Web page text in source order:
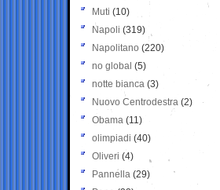
Muti (10)
Napoli (319)
Napolitano (220)
no global (5)
notte bianca (3)
Nuovo Centrodestra (2)
Obama (11)
olimpiadi (40)
Oliveri (4)
Pannella (29)